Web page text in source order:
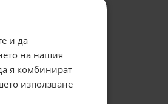
и да
на нашия
я комбинират
използване